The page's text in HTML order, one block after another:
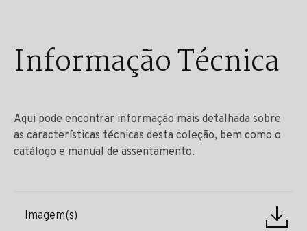
Informação Técnica
Aqui pode encontrar informação mais detalhada sobre
as características técnicas desta coleção, bem como o
catálogo e manual de assentamento.
Imagem(s)